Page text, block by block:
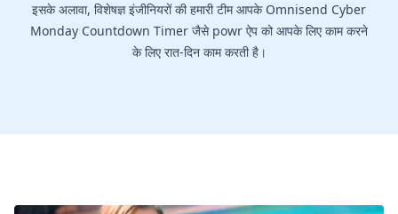
इसके अलावा, विशेषज्ञ इंजीनियरों की हमारी टीम आपके Omnisend Cyber
Monday Countdown Timer जैसे powr ऐप को आपके लिए काम करने
के लिए रात-दिन काम करती है।